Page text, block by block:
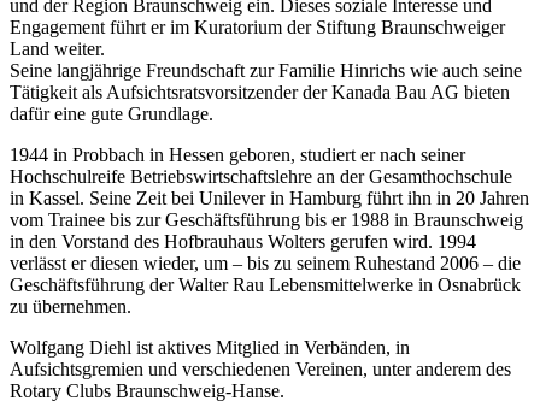
und der Region Braunschweig ein. Dieses soziale Interesse und
Engagement führt er im Kuratorium der Stiftung Braunschweiger
Land weiter.
Seine langjährige Freundschaft zur Familie Hinrichs wie auch seine
Tätigkeit als Aufsichtsratsvorsitzenderder Kanada Bau AG bieten
dafür eine gute Grundlage.
1944 in Probbach in Hessen geboren, studiert er nach seiner
Hochschulreife Betriebswirtschaftslehre an derGesamthochschule
in Kassel. Seine Zeit bei Unilever in Hamburg führt ihn in 20 Jahren
vom Trainee bis zurGeschäftsführung bis er 1988 in Braunschweig
in den Vorstand des Hofbrauhaus Wolters gerufen wird. 1994
verlässt er diesen wieder, um – bis zu seinem Ruhestand 2006 – die
Geschäftsführung der Walter Rau Lebensmittelwerke in Osnabrück
zu übernehmen.
Wolfgang Diehl ist aktives Mitglied in Verbänden, in
Aufsichtsgremien und verschiedenen Vereinen, unter anderem des
Rotary Clubs Braunschweig-Hanse.